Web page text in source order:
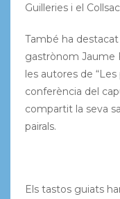
Guilleries i el
També ha
gastrònom Jaume
les autores de
conferència del
compartit la seva
pairals.
Els tastos guiats